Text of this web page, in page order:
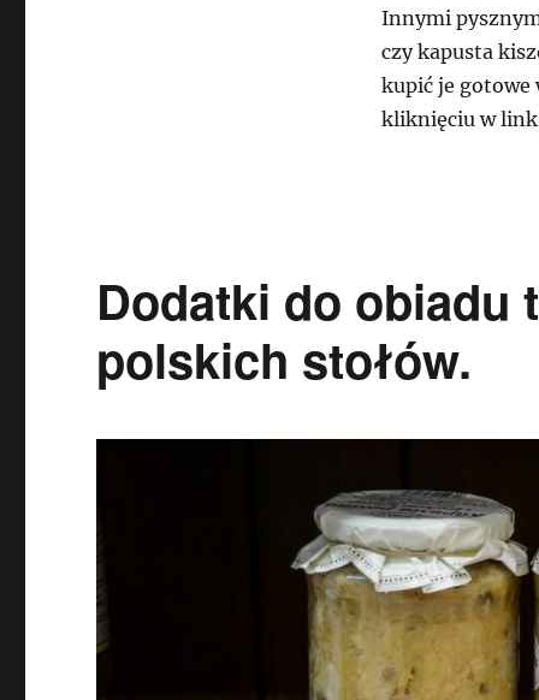
Innymi
czy kapusta
kupić je gotowe
kliknięciu w
Dodatki do obiadu
polskich stołów.